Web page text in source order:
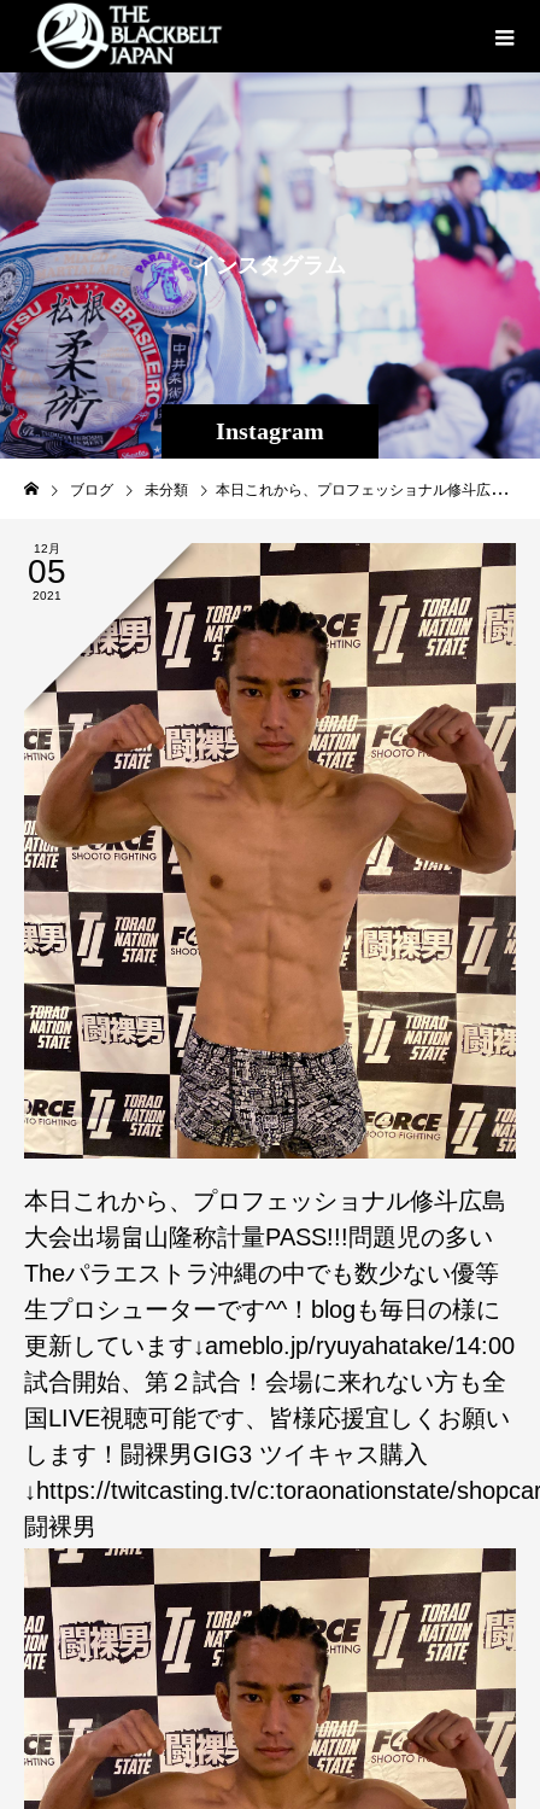
Instagram
インスタグラ ム
ブログ 未分類 本日これから、プロフェッショナル修斗広島大会出場畠山隆称計量PASS!!!問題児の多いTheパラエストラ沖縄の中でも数少ない優等生プロシューターです^^！blogも毎日の様に更新しています↓ameblo.jp/ryuyahatake/14:00試合開始、第２試合！会場に来れない方も全国LIVE視聴可能です、皆様応援宜しくお願いします！闘裸男GIG3 ツイキャス購入↓https://twitcasting.tv/c:toraonationstate/shopcart/113532#shooto1205#闘裸男
12月
05
2021
本日これから、プロフェッショナル修斗広島
大会出場畠山隆称計量PASS!!!問題児の多い
Theパラエストラ沖縄の中でも数少ない優等
生プロシューターです^^！blogも毎日の様に
更新しています↓ameblo.jp/ryuyahatake/14:00
試合開始、第２試合！会場に来れない方も全
国LIVE視聴可能です、皆様応援宜しくお願い
します！闘裸男GIG3 ツイキャス購入
↓https://twitcasting.tv/c:toraonationstate/
闘裸男